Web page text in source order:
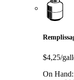
$4,25/
On Hand: